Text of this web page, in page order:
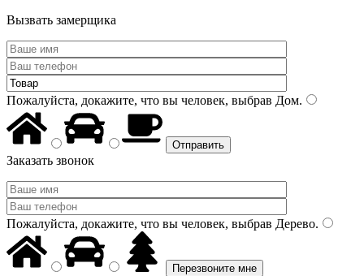
Вызвать замерщика
Пожалуйста, докажите, что вы человек, выбрав Дом.
Заказать звонок
Пожалуйста, докажите, что вы человек, выбрав Дерево.